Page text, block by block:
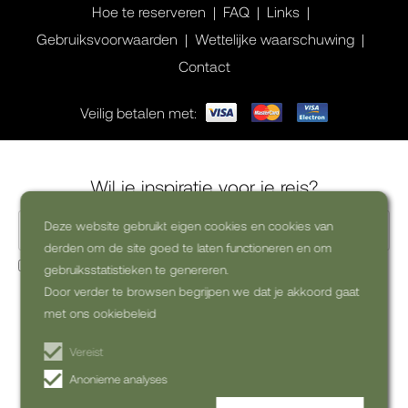
Deze website gebruikt eigen cookies en cookies van
derden om de site goed te laten functioneren en om
gebruiksstatistieken te genereren.
Door verder te browsen begrijpen we dat je akkoord gaat
met ons ookiebeleid
Vereist
Anonieme analyses
Hoe te reserveren FAQ
Links
Gebruiksvoorwaarden
Wettelijke waarschuwing
Contact
Veilig betalen met:
Wil je inspiratie voor je reis?
Ja, ik wil graag commerciële nieuwsbrieven ontvangen
(uitschrijven kan altijd)
ABONNEREN OP DE